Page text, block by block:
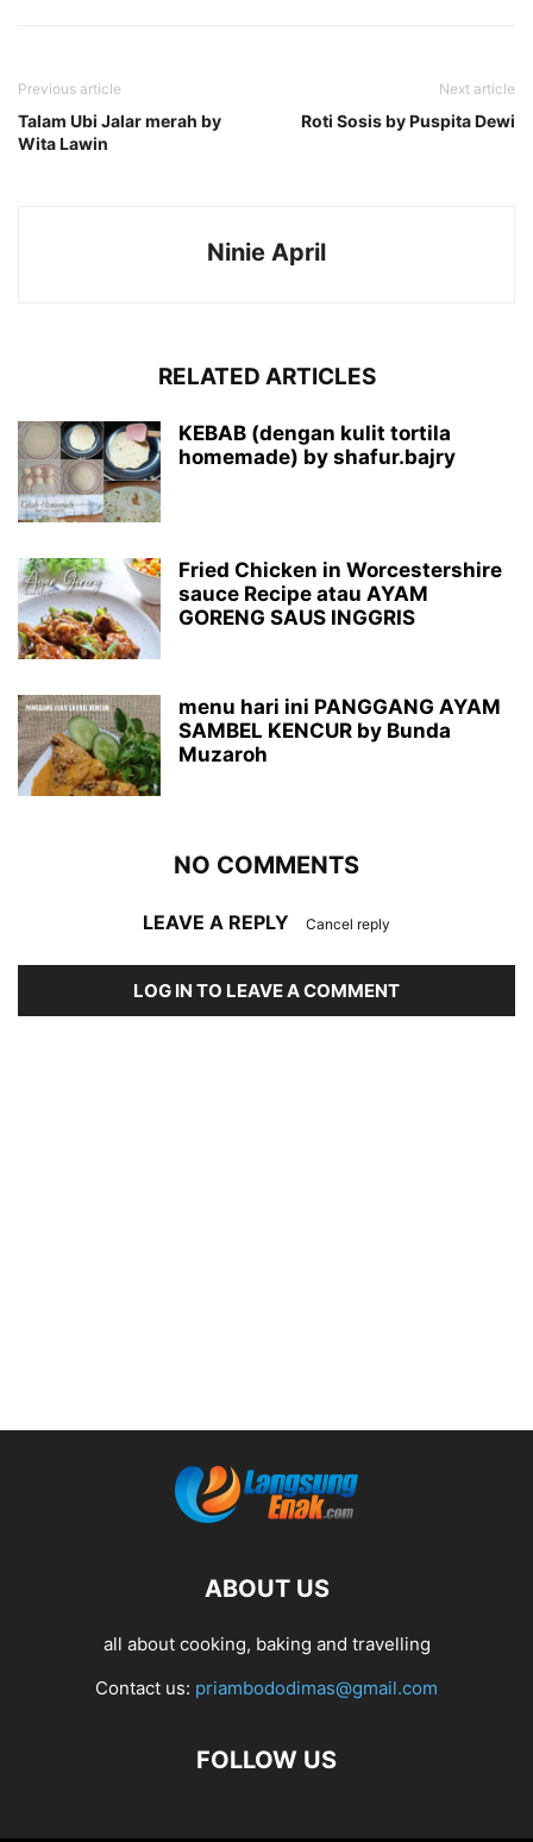
Previous article
Talam Ubi Jalar merah by
Wita Lawin
Next article
Roti Sosis by Puspita Dewi
Ninie April
RELATED ARTICLES
KEBAB (dengan kulit tortila
homemade) by shafur.bajry
Fried Chicken in Worcestershire
sauce Recipe atau AYAM
GORENG SAUS INGGRIS
menu hari ini PANGGANG AYAM
SAMBEL KENCUR by Bunda
Muzaroh
NO COMMENTS
LEAVE A REPLY Cancel reply
LOG IN TO LEAVE A COMMENT
ABOUT US
all about cooking, baking and travelling
Contact us: priambododimas@gmail.com
FOLLOW US